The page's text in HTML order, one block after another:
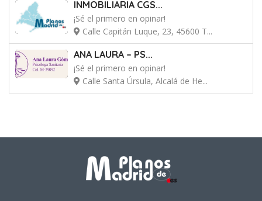
INMOBILIARIA CGS...
¡Sé el primero en opinar!
Calle Capitán Luque, 23, 45600 T...
ANA LAURA – PS...
¡Sé el primero en opinar!
Calle Santa Úrsula, Alcalá de He...